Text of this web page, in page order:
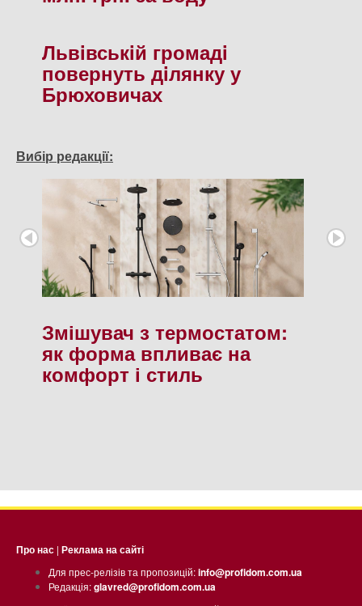
Львiвськiй громадi
повернуть дiлянку у
Брюховичах
Вибір редакції:
Змішувач з термостатом:
як форма впливає на
комфорт і стиль
Про нас | Реклама на сайті
Для прес-релізів та пропозицій:info@profidom.com.ua
Редакція:glavred@profidom.com.ua